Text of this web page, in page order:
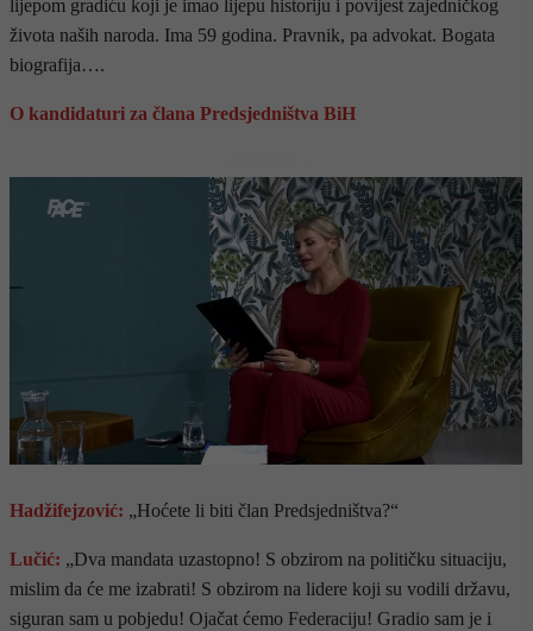
lijepom gradiću koji je imao lijepu historiju i povijest zajedničkog
života naših naroda. Ima 59 godina. Pravnik, pa advokat. Bogata
biografija….
O kandidaturi za člana Predsjedništva BiH
Hadžifejzović: „Hoćete li biti član Predsjedništva?“
Lučić: „Dva mandata uzastopno! S obzirom na političku situaciju,
mislim da će me izabrati! S obzirom na lidere koji su vodili državu,
siguran sam u pobjedu! Ojačat ćemo Federaciju! Gradio sam je i